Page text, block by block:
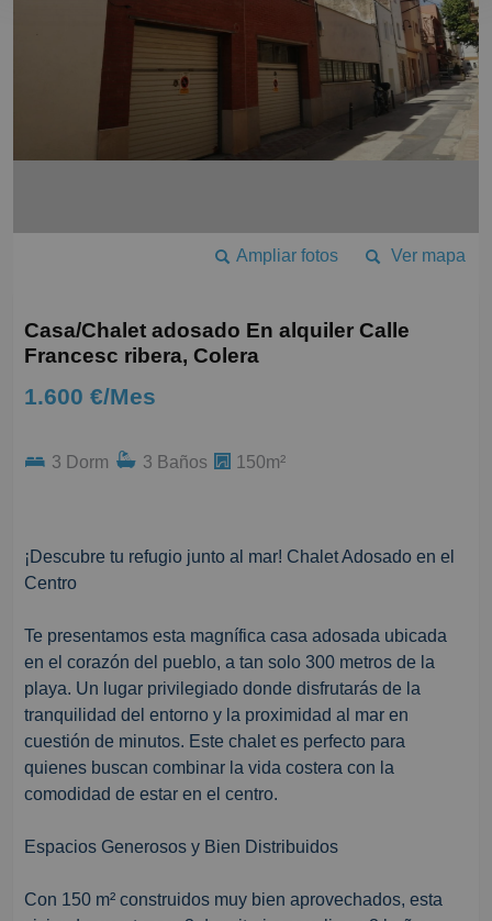
Ver mapa
Ampliar fotos
Casa/Chalet adosado En alquiler Calle
Francesc ribera, Colera
1.600 €/Mes
3 Dorm 3 Baños 150m²
¡Descubre tu refugio junto al mar! Chalet Adosado en el
Centro
Te presentamos esta magnífica casa adosada ubicada
en el corazón del pueblo, a tan solo 300 metros de la
playa. Un lugar privilegiado donde disfrutarás de la
tranquilidad del entorno y la proximidad al mar en
cuestión de minutos. Este chalet es perfecto para
quienes buscan combinar la vida costera con la
comodidad de estar en el centro.
Espacios Generosos y Bien Distribuidos
Con 150 m² construidos muy bien aprovechados, esta